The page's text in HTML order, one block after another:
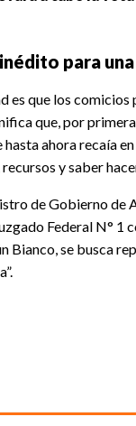
para
es que los
que, por
ahora recaía
y saber
de Gobierno de
Federal N° 1
Bianco, se busca